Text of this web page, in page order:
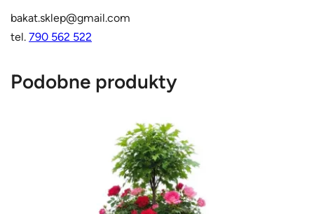
bakat.sklep@gmail.com
tel.790 562 522
Podobne produkty